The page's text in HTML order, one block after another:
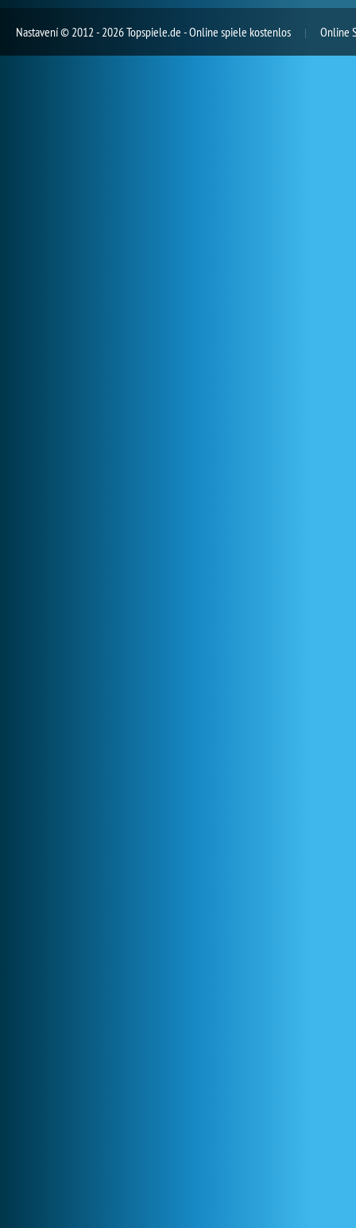
Nastavení© 2012 - 2026 Topspiele.de - Online spiele kostenlos Online